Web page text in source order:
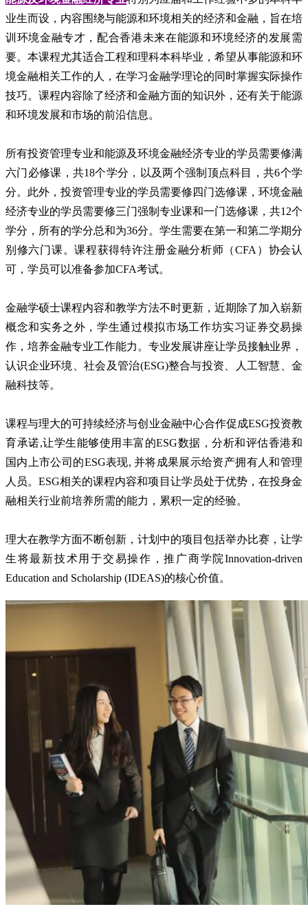
业生而设，内容围绕与能源和环境相关的经济和金融，旨在培
训环境金融专才，配合香港未来在能源和环境经济的发展需
要。本课程尤其适合工程和理科本科毕业，希望从事能源和环
境金融相关工作的人，在学习金融学理论的同时掌握实际操作
技巧。课程内容除了经济和金融方面的知识外，还有关于能源
和环境发展和市场的前沿信息。
所有投资管理专业和能源及环境金融经济专业的学员需要修满
六门必修课，共18个学分，以及两个强制顶点科目，共6个学
分。此外，投资管理专业的学员需要修四门选修课，环境金融
经济专业的学员需要修三门强制专业课和一门选修课，共12个
学分，所有的学分总和为36分。学生需要在第一和第二学期分
别修六门课。课程获得特许注册金融分析师（CFA）协会认
可，学员可以准备参加CFA考试。
金融学硕士课程内容和教学方法不时更新，近期除了加入崭新
概念和实务之外，学生通过模拟市场工作坊实习证券交易操
作，培养金融专业工作能力。专业发展讲座让学员接触业界，
认识企业环境、社会及管治(ESG)整合与投资、人工智慧、金
融科技等。
课程与理大的可持续经济与创业金融中心合作促成ESG投资教
育承诺,让学生能够使用丰富的ESG数据，分析和评估香港和
国内上市公司的ESG表现, 并将成果展示给资产拥有人和管理
人员。ESG相关的课程内容和项目让学员处于优势，在投身金
融相关行业前培养所需的能力，累积一定的经验。
理大在教学方面不断创新，计划中的项目包括举办比赛，让学
生将最新技术用于交易操作，推广商学院Innovation-driven
Education and Scholarship (IDEAS)的核心价值。